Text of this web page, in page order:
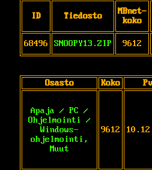
ID Tiedosto
MBnet-
koko
68496
SNOOPY13.ZIP 9612
Osasto Koko
Apaja / PC /
Ohjelmointi /
Windows-
ohjelmointi,
Muut
9612